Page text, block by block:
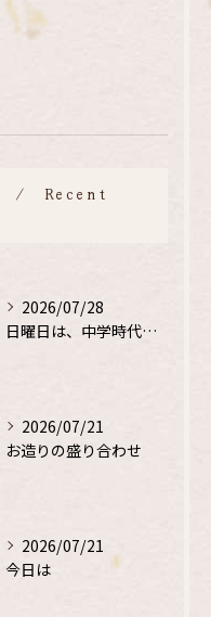
Recent
2026/07/28
日曜日は、中学時代の、同級生と鮎釣り
2026/07/21
お造りの盛り合わせ
2026/07/21
今日は